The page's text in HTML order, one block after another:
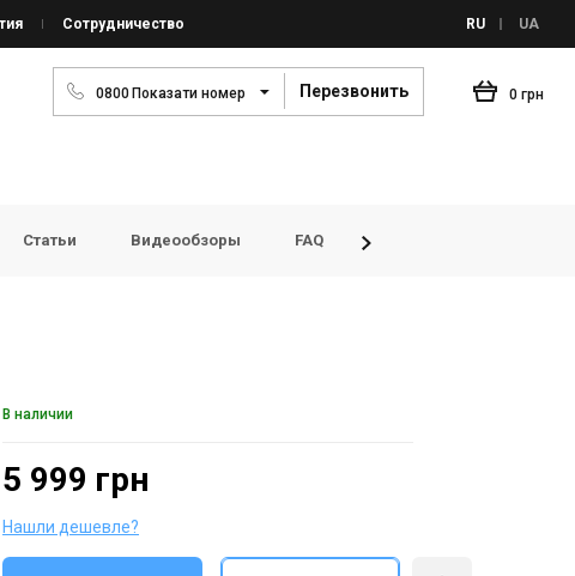
Сотрудничество RU UA
0800Показати номер Перезвонить 0 грн
Статьи Видеообзоры FAQ
В наличии
5 999 грн
Нашли дешевле?